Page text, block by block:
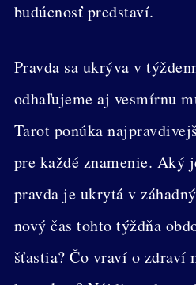
budúcnosť predstaví.
Pravda sa ukrýva v
odhaľujeme aj vesmírnu
Tarot ponúka
pre každé znamenie. Aký
pravda je ukrytá v
nový čas tohto týždňa
šťastia? Čo vraví o zdraví